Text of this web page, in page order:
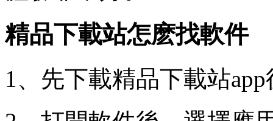
精品下載站怎麽找軟件
1、先下載精品下載站